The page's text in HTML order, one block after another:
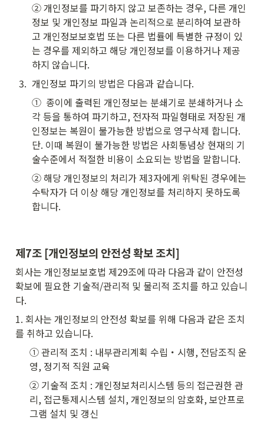
② 개인정보를 파기하지 않고 보존하는 경우, 다른 개인
정보 및 개인정보 파일과 논리적으로 분리하여 보관하
고 개인정보보호법 또는 다른 법률에 특별한 규정이 있
는 경우를 제외하고 해당 개인정보를 이용하거나 제공
하지 않습니다.
3. 개인정보 파기의 방법은 다음과 같습니다.
①  종이에 출력된 개인정보는 분쇄기로 분쇄하거나 소
각 등을 통하여 파기하고, 전자적 파일형태로 저장된 개
인정보는 복원이 불가능한 방법으로 영구삭제 합니다.
단. 이때 복원이 불가능한 방법은 사회통념상 현재의 기
술수준에서 적절한 비용이 소요되는 방법을 말합니다.
② 해당 개인정보의 처리가 제3자에게 위탁된 경우에는
수탁자가 더 이상 해당 개인정보를 처리하지 못하도록
합니다.
제7조 [개인정보의 안전성 확보 조치]
회사는 개인정보보호법 제29조에 따라 다음과 같이 안전성
확보에 필요한 기술적/관리적 및 물리적 조치를 하고 있습니
다.
1. 회사는 개인정보의 안전성 확보를 위해 다음과 같은 조치
를 취하고 있습니다.
① 관리적 조치 : 내부관리계획 수립・시행, 전담조직 운
영, 정기적 직원 교육
② 기술적 조치 : 개인정보처리시스템 등의 접근권한 관
리, 접근통제시스템 설치, 개인정보의 암호화, 보안프로
그램 설치 및 갱신